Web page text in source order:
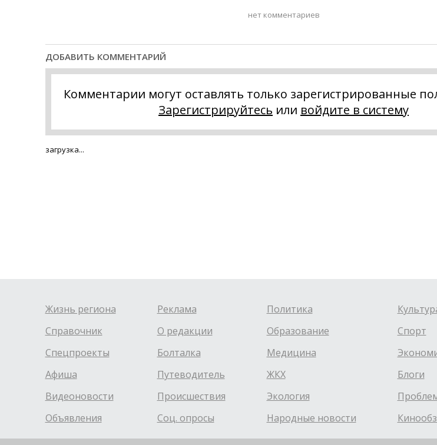
нет комментариев
ДОБАВИТЬ КОММЕНТАРИЙ
Комментарии могут оставлять только зарегистрированные
Зарегистрируйтесь или войдите в систему
загрузка...
Жизнь региона
Справочник
Спецпроекты
Афиша
Видеоновости
Объявления
Реклама
О редакции
Болталка
Путеводитель
Происшествия
Соц. опросы
Политика
Образование
Медицина
ЖКХ
Экология
Народные новости
Спорт
Блоги